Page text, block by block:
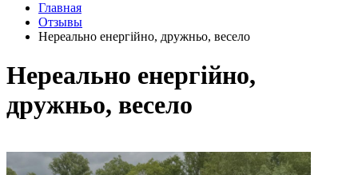
Главная
Отзывы
Нереально енергійно, дружньо, весело
Нереально енергійно,
дружньо, весело